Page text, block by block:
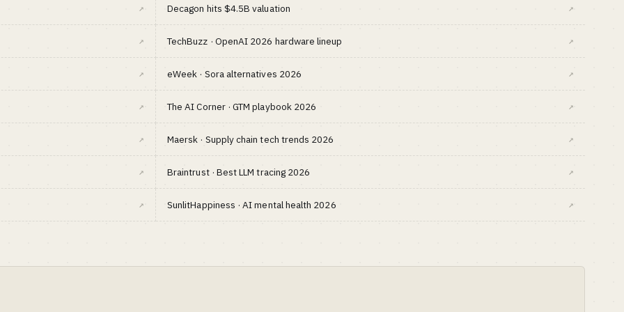
↗ Decagon hits $4.5B valuation ↗
↗ TechBuzz · OpenAI 2026 hardware lineup ↗
↗ eWeek · Sora alternatives 2026 ↗
↗ The AI Corner · GTM playbook 2026 ↗
↗ Maersk · Supply chain tech trends 2026 ↗
↗ Braintrust · Best LLM tracing 2026 ↗
↗ SunlitHappiness · AI mental health 2026 ↗